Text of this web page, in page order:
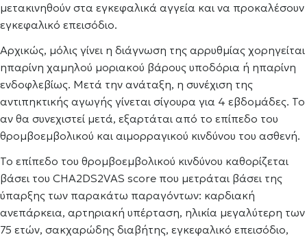
μετακινηθούν στα εγκεφαλικά αγγεία και να προκαλέσουν
εγκεφαλικό επεισόδιο.
Αρχικώς, μόλις γίνει η διάγνωση της αρρυθμίας χορηγείται
ηπαρίνη χαμηλού μοριακού βάρους υποδόρια ή ηπαρίνη
ενδοφλεβίως. Μετά την ανάταξη, η συνέχιση της
αντιπηκτικής αγωγής γίνεται σίγουρα για 4 εβδομάδες. Το
αν θα συνεχιστεί μετά, εξαρτάται από το επίπεδο του
θρομβοεμβολικού και αιμορραγικού κινδύνου του ασθενή.
Το επίπεδο του θρομβοεμβολικού κινδύνου καθορίζεται
βάσει του CHA2DS2VAS score που μετράται βάσει της
ύπαρξης των παρακάτω παραγόντων: καρδιακή
ανεπάρκεια, αρτηριακή υπέρταση, ηλικία μεγαλύτερη των
75 ετών, σακχαρώδης διαβήτης, εγκεφαλικό επεισόδιο,